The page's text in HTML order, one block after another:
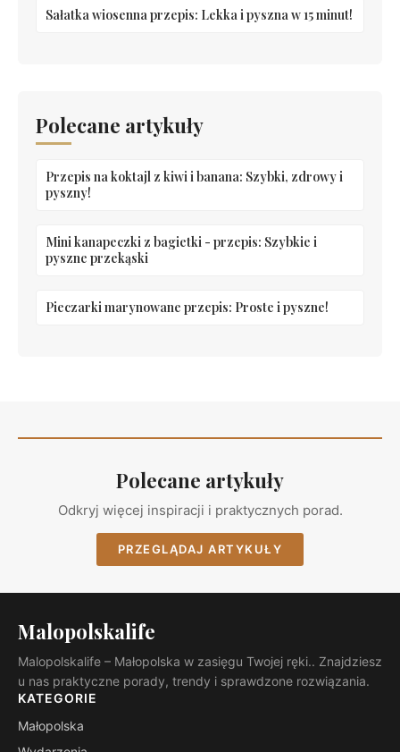
Sałatka wiosenna przepis: Lekka i pyszna w 15 minut!
Polecane artykuły
Przepis na koktajl z kiwi i banana: Szybki, zdrowy i
pyszny!
Mini kanapeczki z bagietki - przepis: Szybkie i
pyszne przekąski
Pieczarki marynowane przepis: Proste i pyszne!
Polecane artykuły
Odkryj więcej inspiracji i praktycznych porad.
PRZEGLĄDAJ ARTYKUŁY
Malopolskalife
Malopolskalife – Małopolska w zasięgu Twojej ręki.. Znajdziesz
u nas praktyczne porady, trendy i sprawdzone rozwiązania.
KATEGORIE
Małopolska